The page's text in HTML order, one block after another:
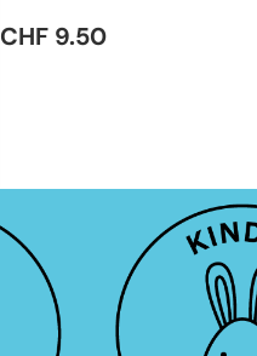
CHF 9.50